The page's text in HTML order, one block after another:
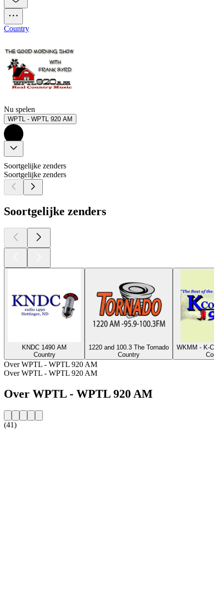
Country
Nu spelen
WPTL - WPTL 920 AM
Soortgelijke zenders
Soortgelijke zenders
Soortgelijke zenders
KNDC 1490 AM
Country
1220 and 100.3 The Tornado
Country
WKMM - K-
Over WPTL - WPTL 920 AM
Over WPTL - WPTL 920 AM
Over WPTL - WPTL 920 AM
(41)